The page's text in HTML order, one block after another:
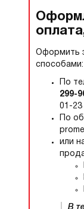
Оформить
способами:
По
299-
01-23
По
или